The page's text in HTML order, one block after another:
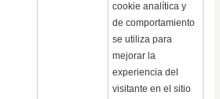
cookie analítica y
de comportamiento
se utiliza para
mejorar la
experiencia del
visitante en el sitio